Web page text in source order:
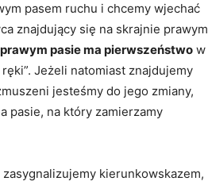
pasem ruchu i chcemy wjechać
znajdujący się na skrajnie prawym
pasie ma pierwszeństwo w
Jeżeli natomiast znajdujemy
jesteśmy do jego zmiany,
pasie, na który zamierzamy
kierunkowskazem,